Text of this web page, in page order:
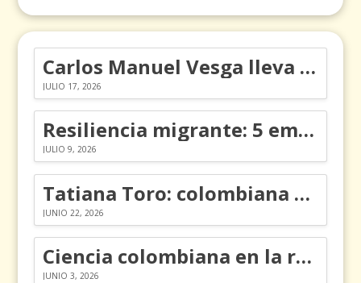
Carlos Manuel Vesga lleva el nombre de Colombia a los Emmy
JULIO 17, 2026
Resiliencia migrante: 5 emociones y cómo gestionarlas
JULIO 9, 2026
Tatiana Toro: colombiana que cambió la historia de las matemáticas
JUNIO 22, 2026
Ciencia colombiana en la revolución de los órganos en chips
JUNIO 3, 2026